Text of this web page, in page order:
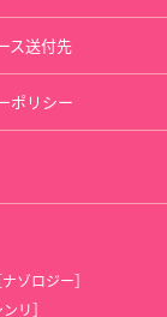
ス送付先
ポリシー
ゾロジー］
リ］